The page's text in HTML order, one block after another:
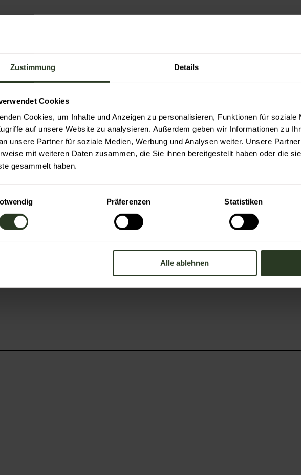
Zustimmung Details
Cookies
Cookies, um Inhalte und Anzeigen zu personalisieren, Funktionen für soziale
auf unsere Website zu analysieren. Außerdem geben wir Informationen zu
unsere Partner für soziale Medien, Werbung und Analysen weiter. Unsere
mit weiteren Daten zusammen, die Sie ihnen bereitgestellt haben oder die
gesammelt haben.
Präferenzen Statistiken
Alle ablehnen